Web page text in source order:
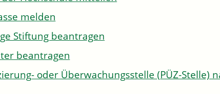
melden
Stiftung beantragen
beantragen
oder Überwachungsstelle (PÜZ-Stelle)